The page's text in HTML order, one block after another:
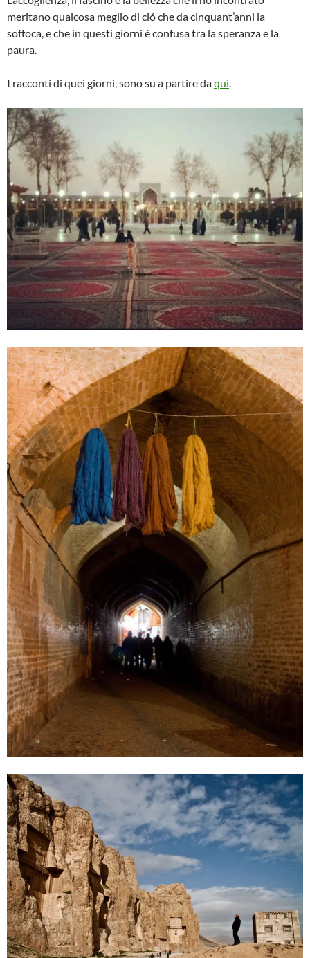
meritano qualcosa meglio di ció che da cinquant’anni la
soffoca, e che in questi giorni é confusa tra la speranza e la
paura.
I racconti di quei giorni, sono su a partire daqui.